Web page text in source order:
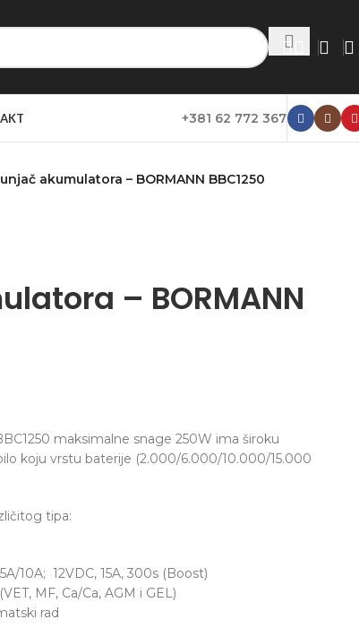
+381 62 772 367
akumulatora – BORMANN BBC1250
– BORMANN
maksimalne snage 250W ima široku
koju vrstu baterije (2.000/6.000/10.000/15.000
tipa:
10A; 12VDC, 15A, 300s (Boost)
MF, Ca/Ca, AGM i GEL)
rad